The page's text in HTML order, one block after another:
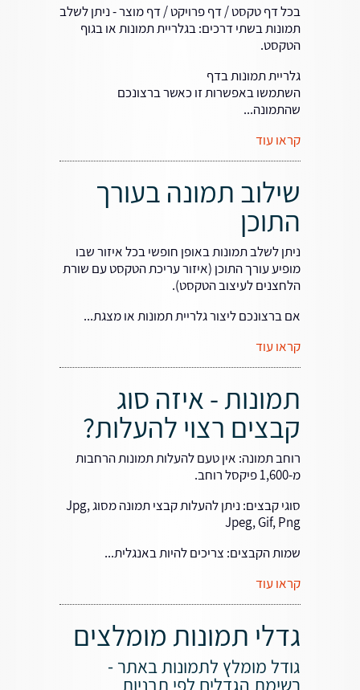
בכל דף טקסט / דף פרויקט / דף מוצר - ניתן לשלב
תמונות בשתי דרכים: בגלריית תמונות או בגוף
הטקסט.
גלריית תמונות בדף
השתמשו באפשרות זו כאשר ברצונכם
שהתמונה...
קראו עוד
שילוב תמונה בעורך
התוכן
ניתן לשלב תמונות באופן חופשי בכל איזור שבו
מופיע עורך התוכן (איזור עריכת הטקסט עם שורת
הלחצנים לעיצוב הטקסט).
אם ברצונכם ליצור גלריית תמונות או מצגת...
קראו עוד
תמונות - איזה סוג
קבצים רצוי להעלות?
רוחב תמונה: אין טעם להעלות תמונות הרחבות
מ-1,600 פיקסל רוחב.
סוגי קבצים: ניתן להעלות קבצי תמונה מסוג Jpg,
Jpeg, Gif, Png
שמות הקבצים: צריכים להיות באנגלית...
קראו עוד
גדלי תמונות מומלצים
גודל מומלץ לתמונות באתר -
רשימת הגדלים לפי תבניות